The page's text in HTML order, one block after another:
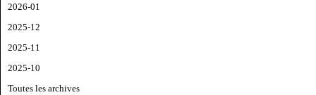
2026-01
2025-12
2025-11
2025-10
Toutes les archives